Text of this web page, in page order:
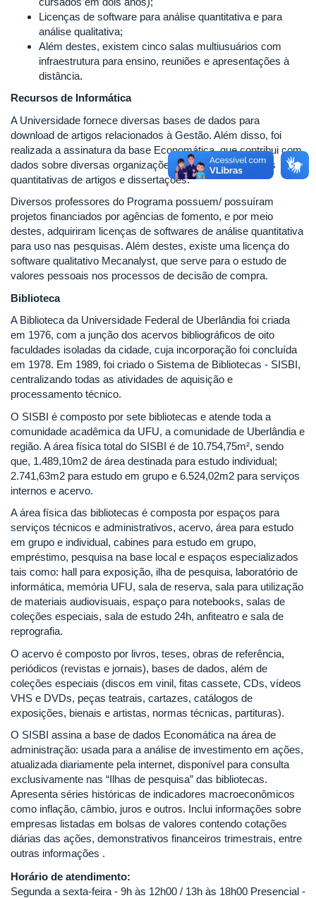
Licenças de software para análise quantitativa e para
análise qualitativa;
Além destes, existem cinco salas multiusuários com
infraestrutura para ensino, reuniões e apresentações à
distância.
Recursos de Informática
A Universidade fornece diversas bases de dados para
download de artigos relacionados à Gestão. Além disso, foi
realizada a assinatura da base Economática, que contribui com
dados sobre diversas organizações, para uso de análises
quantitativas de artigos e dissertações.
Diversos professores do Programa possuem/ possuíram
projetos financiados por agências de fomento, e por meio
destes, adquiriram licenças de softwares de análise quantitativa
para uso nas pesquisas. Além destes, existe uma licença do
software qualitativo Mecanalyst, que serve para o estudo de
valores pessoais nos processos de decisão de compra.
Biblioteca
A Biblioteca da Universidade Federal de Uberlândia foi criada
em 1976, com a junção dos acervos bibliográficos de oito
faculdades isoladas da cidade, cuja incorporação foi concluída
em 1978. Em 1989, foi criado o Sistema de Bibliotecas - SISBI,
centralizando todas as atividades de aquisição e
processamento técnico.
O SISBI é composto por sete bibliotecas e atende toda a
comunidade acadêmica da UFU, a comunidade de Uberlândia e
região. A área física total do SISBI é de 10.754,75m², sendo
que, 1.489,10m2 de área destinada para estudo individual;
2.741,63m2 para estudo em grupo e 6.524,02m2 para serviços
internos e acervo.
A área física das bibliotecas é composta por espaços para
serviços técnicos e administrativos, acervo, área para estudo
em grupo e individual, cabines para estudo em grupo,
empréstimo, pesquisa na base local e espaços especializados
tais como: hall para exposição, ilha de pesquisa, laboratório de
informática, memória UFU, sala de reserva, sala para utilização
de materiais audiovisuais, espaço para notebooks, salas de
coleções especiais, sala de estudo 24h, anfiteatro e sala de
reprografia.
O acervo é composto por livros, teses, obras de referência,
periódicos (revistas e jornais), bases de dados, além de
coleções especiais (discos em vinil, fitas cassete, CDs, vídeos
VHS e DVDs, peças teatrais, cartazes, catálogos de
exposições, bienais e artistas, normas técnicas, partituras).
O SISBI assina a base de dados Economática na área de
administração: usada para a análise de investimento em ações,
atualizada diariamente pela internet, disponível para consulta
exclusivamente nas “Ilhas de pesquisa” das bibliotecas.
Apresenta séries históricas de indicadores macroeconômicos
como inflação, câmbio, juros e outros. Inclui informações sobre
empresas listadas em bolsas de valores contendo cotações
diárias das ações, demonstrativos financeiros trimestrais, entre
outras informações .
Horário de atendimento:
Segunda a sexta-feira - 9h às 12h00 / 13h às 18h00 Presencial -